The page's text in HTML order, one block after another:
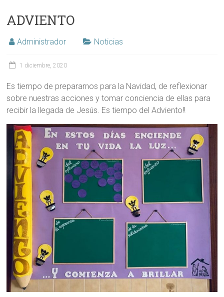
ADVIENTO
Administrador Noticias
1 diciembre, 2020
Es tiempo de prepararnos para la Navidad, de reflexionar
sobre nuestras acciones y tomar conciencia de ellas para
recibir la llegada de Jesús. Es tiempo del Adviento!!